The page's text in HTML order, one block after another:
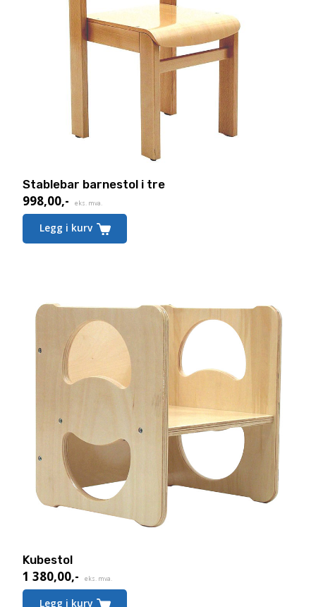
Stablebar barnestol i tre
998,00,- eks. mva.
Legg i kurv
Kubestol
1 380,00,- eks. mva.
Legg i kurv